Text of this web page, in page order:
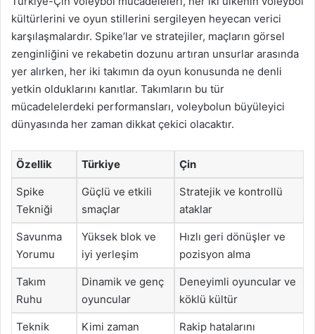
kültürlerini ve oyun stillerini sergileyen heyecan verici
karşılaşmalardır. Spike’lar ve stratejiler, maçların görsel
zenginliğini ve rekabetin dozunu artıran unsurlar arasında
yer alırken, her iki takımın da oyun konusunda ne denli
yetkin olduklarını kanıtlar. Takımların bu tür
mücadelelerdeki performansları, voleybolun büyüleyici
dünyasında her zaman dikkat çekici olacaktır.
Özellik Türkiye Çin
Spike
Tekniği
Güçlü ve etkili
smaçlar
Stratejik ve kontrollü
ataklar
Savunma
Yorumu
Yüksek blok ve
iyi yerleşim
Hızlı geri dönüşler ve
pozisyon alma
Takım
Ruhu
Dinamik ve genç
oyuncular
Deneyimli oyuncular ve
köklü kültür
Teknik
Kimi zaman
Rakip hatalarını